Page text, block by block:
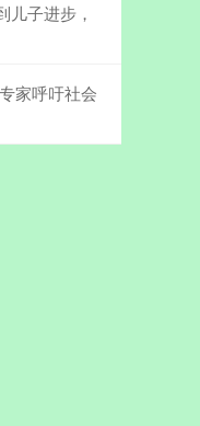
儿子进步，
家呼吁社会